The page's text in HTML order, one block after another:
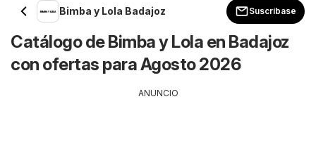
Bimba y Lola Badajoz Suscríbase
Catálogo de Bimba y Lola en Badajoz
con ofertas para Agosto 2026
ANUNCIO